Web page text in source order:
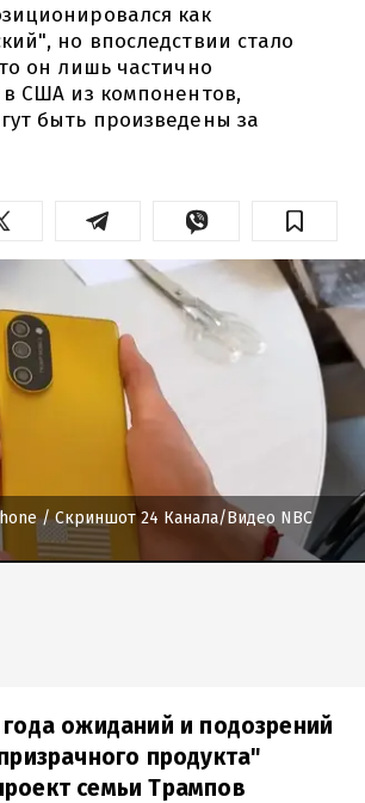
как
но впоследствии стало
он лишь частично
в США из компонентов,
быть произведены за
/ Скриншот 24 Канала/Видео NBC
ожиданий и подозрений
продукта"
семьи Трампов